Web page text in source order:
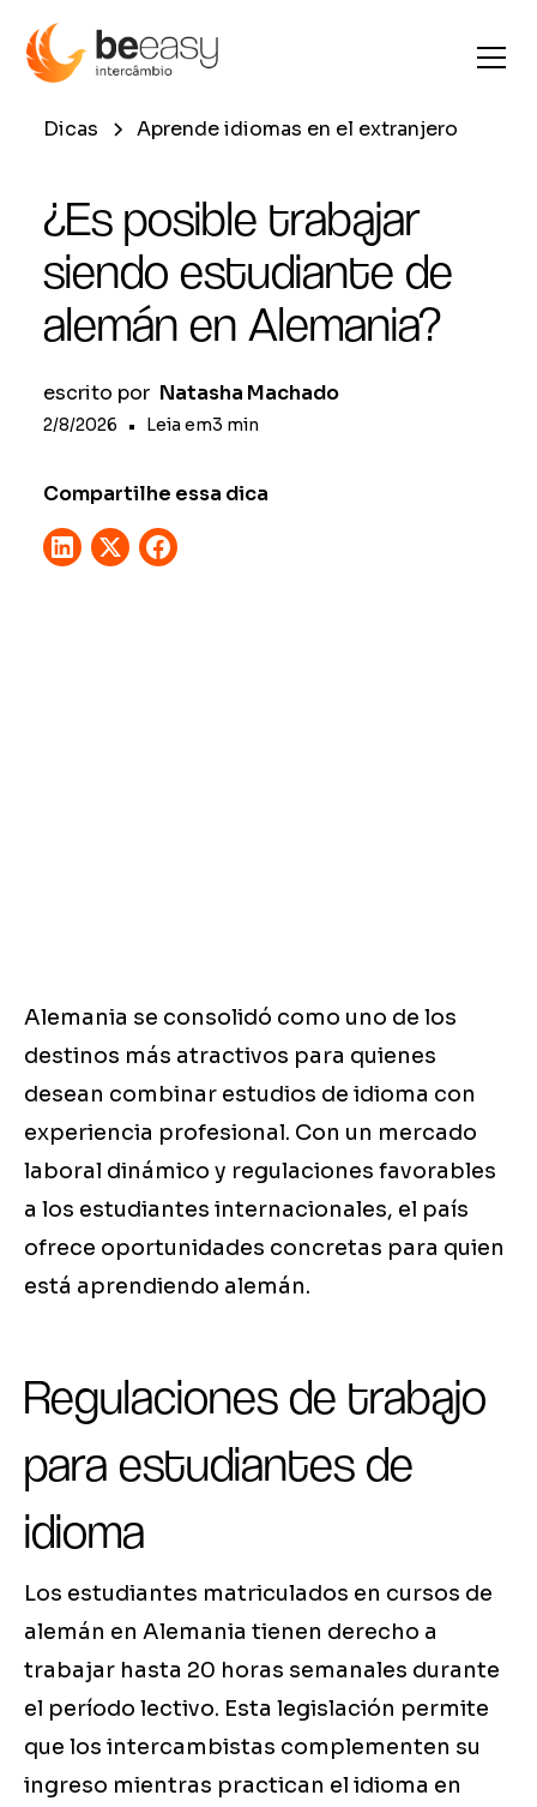
Dicas Aprende idiomas en el extranjero
¿Es posible trabajar
siendo estudiante de
alemán en Alemania?
escrito por Natasha Machado
2/8/2026 • Leia em3 min
Compartilhe essa dica
Alemania se consolidó como uno de los
destinos más atractivos para quienes
desean combinar estudios de idioma con
experiencia profesional. Con un mercado
laboral dinámico y regulaciones favorables
a los estudiantes internacionales, el país
ofrece oportunidades concretas para quien
está aprendiendo alemán.
Regulaciones de trabajo
para estudiantes de
idioma
Los estudiantes matriculados en cursos de
alemán en Alemania tienen derecho a
trabajar hasta 20 horas semanales durante
el período lectivo. Esta legislación permite
que los intercambistas complementen su
ingreso mientras practican el idioma en